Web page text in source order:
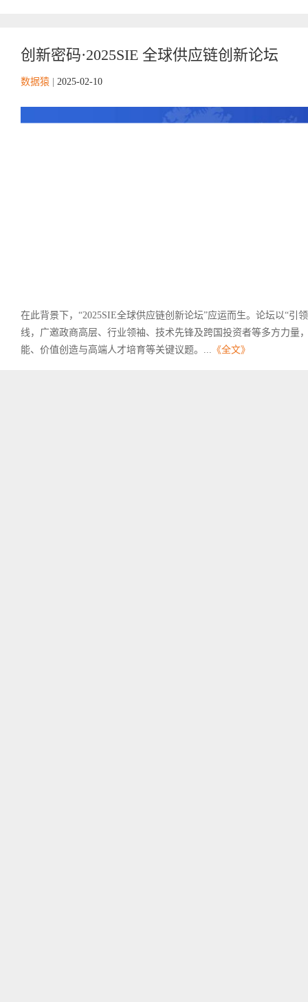
创新密码·2025SIE 全球供应链创新论坛
数据猿 2025-02-10
在此背景下，“2025SIE全球供应链创新论坛”应运而生。论坛以“引
线，广邀政商高层、行业领袖、技术先锋及跨国投资者等多方力量
能、价值创造与高端人才培育等关键议题。... 《全文》